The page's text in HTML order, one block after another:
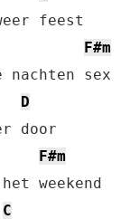
F#m
sex
D
door
F#m
weekend
C